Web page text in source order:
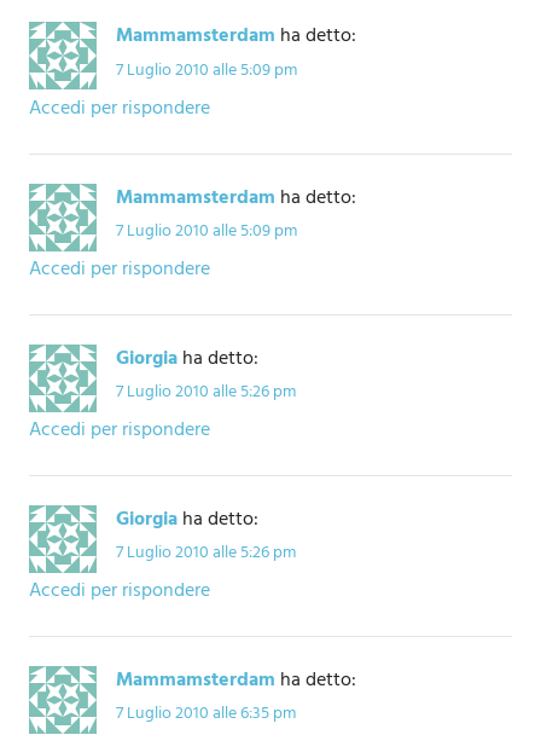
Mammamsterdam ha detto:
7 Luglio 2010 alle 5:09 pm
Accedi per rispondere
Mammamsterdam ha detto:
7 Luglio 2010 alle 5:09 pm
Accedi per rispondere
Giorgiaha detto:
7 Luglio 2010 alle 5:26 pm
Accedi per rispondere
Giorgiaha detto:
7 Luglio 2010 alle 5:26 pm
Accedi per rispondere
Mammamsterdam ha detto:
7 Luglio 2010 alle 6:35 pm